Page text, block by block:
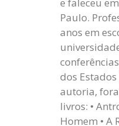
Paulo.
anos em
dos
autoria,
livros: •
Homem • A